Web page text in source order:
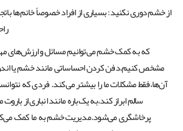
از خشم دوری نکنید: بسیاری از افراد خصوصاً خانم‌ها
که به کمک خشم می‌توانیم مسائل و ارزش‌های
مشخص کنیم.دفن کردن احساساتی مانند خشم یا
آن‌ها،فقط مشکلات ما را بیشتر می‌کند. فردی که
سالم ابراز کند،به یک‌باره مانند انباری از
پرخاشگری می‌شود.مدیریت خشم به ما کمک می‌کند